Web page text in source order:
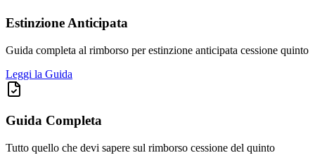
Estinzione Anticipata
Guida completa al rimborso per estinzione anticipata cessione quinto
Leggi la Guida
Guida Completa
Tutto quello che devi sapere sul rimborso cessione del quinto